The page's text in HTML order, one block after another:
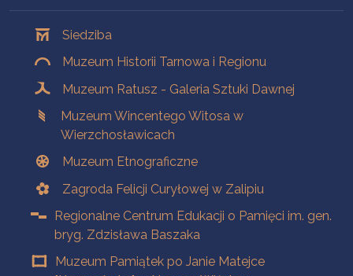
Siedziba
Muzeum Historii Tarnowa i Regionu
Muzeum Ratusz - Galeria Sztuki Dawnej
Muzeum Wincentego Witosa w
Wierzchosławicach
Muzeum Etnograficzne
Zagroda Felicji Curyłowej w Zalipiu
Regionalne Centrum Edukacji o Pamięci im. gen.
bryg. Zdzisława Baszaka
Muzeum Pamiątek po Janie Matejce